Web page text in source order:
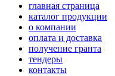
главная страница
каталог продукции
о компании
оплата и доставка
получение гранта
тендеры
контакты